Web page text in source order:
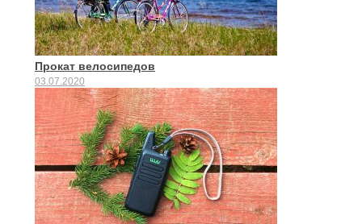
Прокат велосипедов
03.07.2020